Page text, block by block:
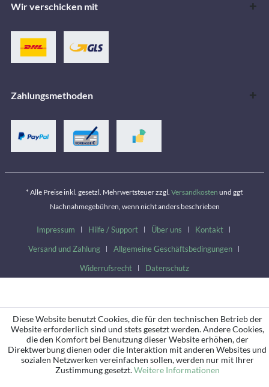
Wir verschicken mit
Zahlungsmethoden
* Alle Preise inkl. gesetzl. Mehrwertsteuer zzgl. Versandkosten und ggf.
Nachnahmegebühren, wenn nicht anders beschrieben
Impressum Hilfe / Support Über uns
Kontakt
Versand und Zahlung
Allgemeine Geschäftsbedingungen
Widerrufsrecht
Datenschutz
Diese Website benutzt Cookies, die für den technischen Betrieb der
Website erforderlich sind und stets gesetzt werden. Andere Cookies,
die den Komfort bei Benutzung dieser Website erhöhen, der
Direktwerbung dienen oder die Interaktion mit anderen Websites und
sozialen Netzwerken vereinfachen sollen, werden nur mit Ihrer
Zustimmung gesetzt.Weitere Informationen